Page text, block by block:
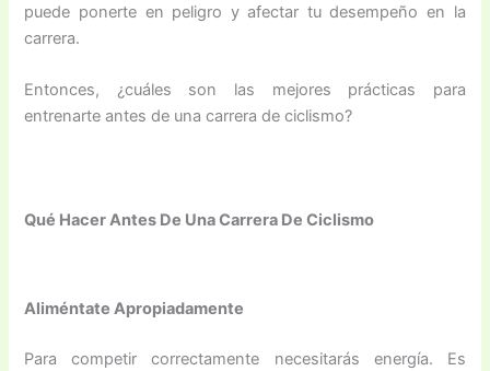
puede ponerte en peligro y afectar tu desempeño en la
carrera.
Entonces, ¿cuáles son las mejores prácticas para
entrenarte antes de una carrera de ciclismo?
Qué Hacer Antes De Una Carrera De Ciclismo
Aliméntate Apropiadamente
Para competir correctamente necesitarás energía. Es